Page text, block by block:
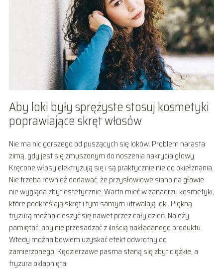
Aby loki były sprężyste stosuj kosmetyki
poprawiające skręt włosów
Nie ma nic gorszego od puszących się loków. Problem narasta
zimą, gdy jest się zmuszonym do noszenia nakrycia głowy.
Kręcone włosy elektryzują się i są praktycznie nie do okiełznania.
Nie trzeba również dodawać, że przysłowiowe siano na głowie
nie wygląda zbyt estetycznie. Warto mieć w zanadrzu kosmetyki,
które podkreślają skręt i tym samym utrwalają loki. Piękną
fryzurą można cieszyć się nawet przez cały dzień. Należy
pamiętać, aby nie przesadzać z ilością nakładanego produktu.
Wtedy można bowiem uzyskać efekt odwrotny do
zamierzonego. Kędzierzawe pasma staną się zbyt ciężkie, a
fryzura oklapnięta.